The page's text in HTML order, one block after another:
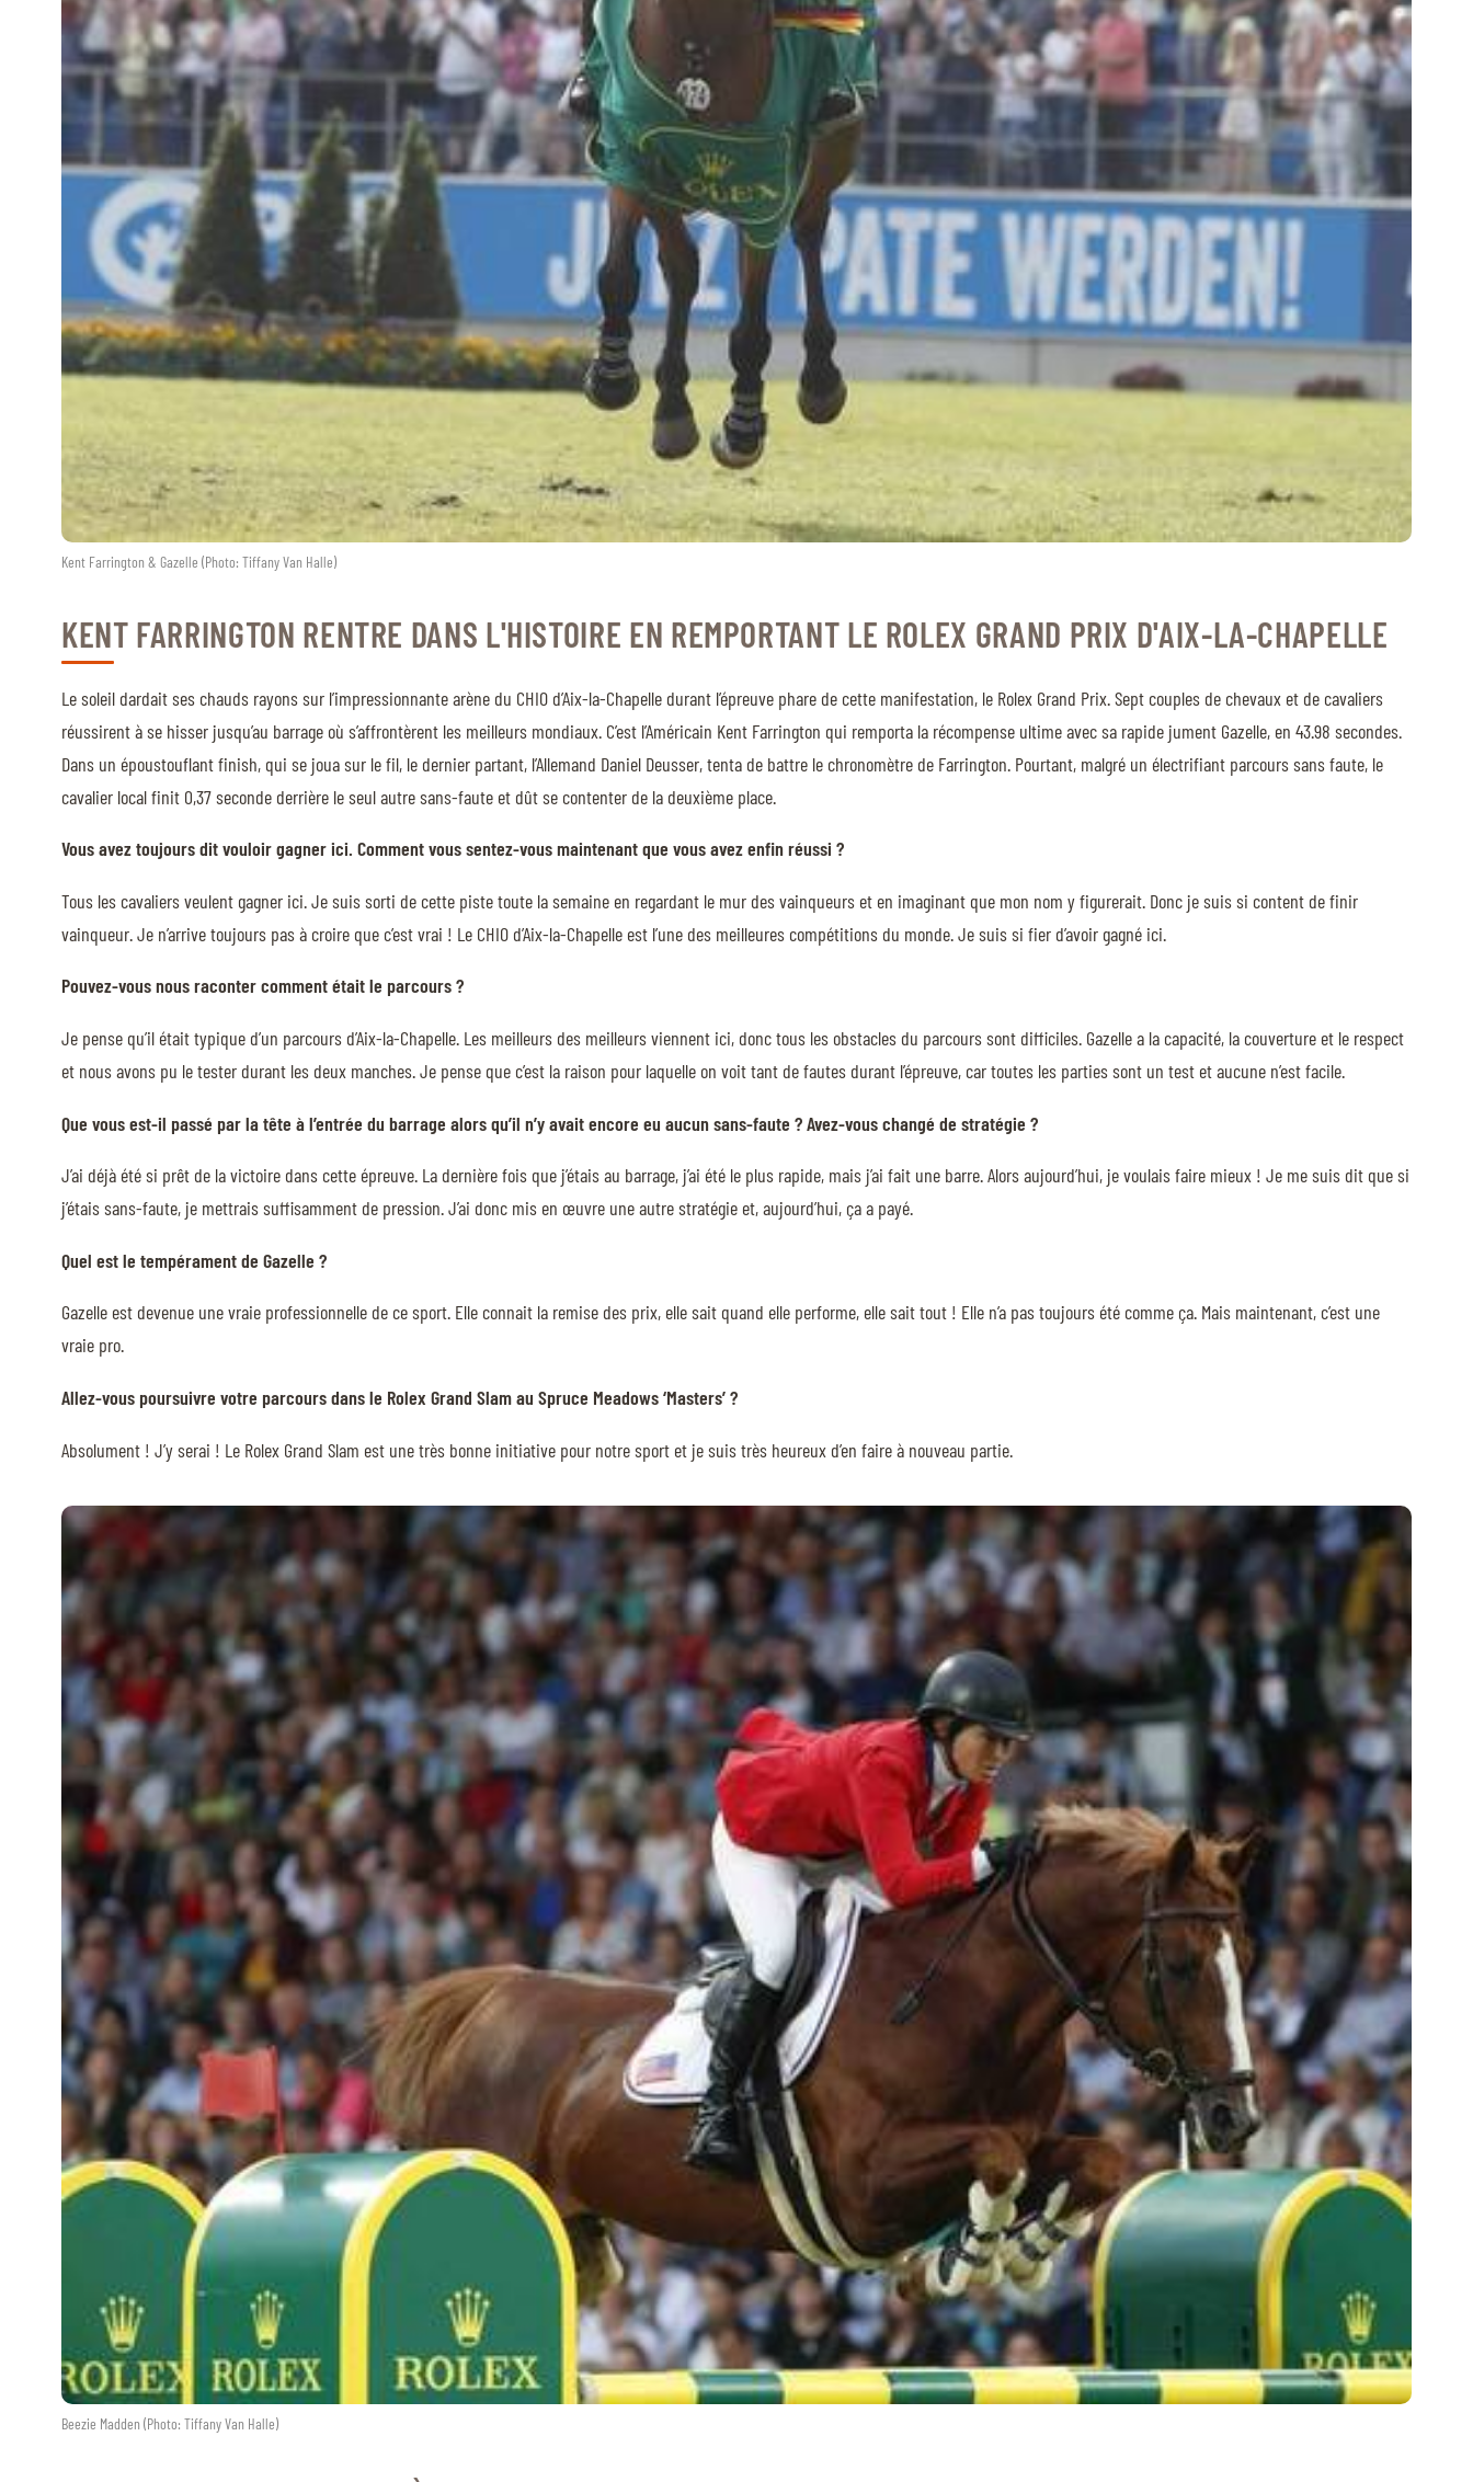
ROLEX GRAND SLAM
MULTIMÉDIA
REPLAY DES ÉPREUVES
PODCAST
DÉPARTS & RÉSULTATS
© 2026 CHI de Genève. Tous droits réservés
Kent Farrington & Gazelle (Photo: Tiffany Van Halle)
KENT FARRINGTON RENTRE DANS L'HISTOIRE EN REMPORTANT LE ROLEX GRAND PRIX D'AIX-LA-CHAPELLE
Le soleil dardait ses chauds rayons sur l’impressionnante arène du CHIO d’Aix-la-Chapelle durant l’épreuve phare de cette manifestation, le Rolex Grand Prix. Sept couples de chevaux et de cavaliers
réussirent à se hisser jusqu’au barrage où s’affrontèrent les meilleurs mondiaux. C’est l’Américain Kent Farrington qui remporta la récompense ultime avec sa rapide jument Gazelle, en 43.98 secondes.
Dans un époustouflant finish, qui se joua sur le fil, le dernier partant, l’Allemand Daniel Deusser, tenta de battre le chronomètre de Farrington. Pourtant, malgré un électrifiant parcours sans faute, le
cavalier local finit 0,37 seconde derrière le seul autre sans-faute et dût se contenter de la deuxième place.
Vous avez toujours dit vouloir gagner ici. Comment vous sentez-vous maintenant que vous avez enfin réussi ?
Tous les cavaliers veulent gagner ici. Je suis sorti de cette piste toute la semaine en regardant le mur des vainqueurs et en imaginant que mon nom y figurerait. Donc je suis si content de finir
vainqueur. Je n’arrive toujours pas à croire que c’est vrai ! Le CHIO d’Aix-la-Chapelle est l’une des meilleures compétitions du monde. Je suis si fier d’avoir gagné ici.
Pouvez-vous nous raconter comment était le parcours ?
Je pense qu’il était typique d’un parcours d’Aix-la-Chapelle. Les meilleurs des meilleurs viennent ici, donc tous les obstacles du parcours sont difficiles. Gazelle a la capacité, la couverture et le respect
et nous avons pu le tester durant les deux manches. Je pense que c’est la raison pour laquelle on voit tant de fautes durant l’épreuve, car toutes les parties sont un test et aucune n’est facile.
Que vous est-il passé par la tête à l’entrée du barrage alors qu’il n’y avait encore eu aucun sans-faute ? Avez-vous changé de stratégie ?
J’ai déjà été si prêt de la victoire dans cette épreuve. La dernière fois que j’étais au barrage, j’ai été le plus rapide, mais j’ai fait une barre. Alors aujourd’hui, je voulais faire mieux ! Je me suis dit que si
j’étais sans-faute, je mettrais suffisamment de pression. J’ai donc mis en œuvre une autre stratégie et, aujourd’hui, ça a payé.
Quel est le tempérament de Gazelle ?
Gazelle est devenue une vraie professionnelle de ce sport. Elle connait la remise des prix, elle sait quand elle performe, elle sait tout ! Elle n’a pas toujours été comme ça. Mais maintenant, c’est une
vraie pro.
Allez-vous poursuivre votre parcours dans le Rolex Grand Slam au Spruce Meadows ‘Masters’ ?
Absolument ! J’y serai ! Le Rolex Grand Slam est une très bonne initiative pour notre sport et je suis très heureux d’en faire à nouveau partie.
Beezie Madden (Photo: Tiffany Van Halle)